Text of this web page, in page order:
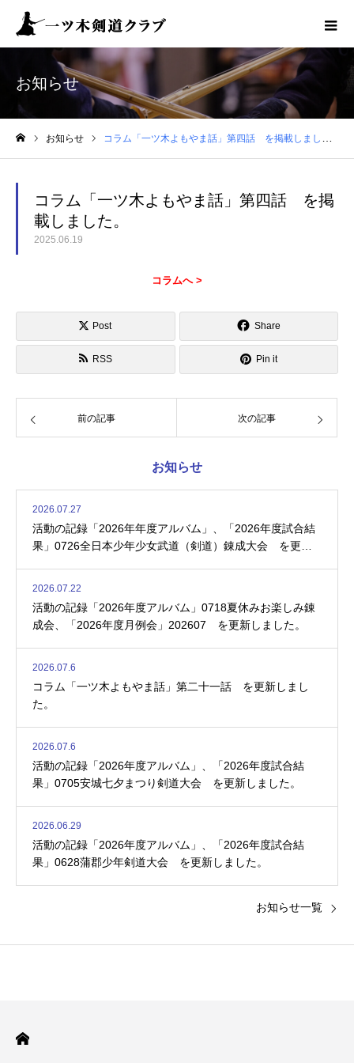
お知らせ
お知らせ コラム「一ツ木よもやま話」第四話 を掲載しました。
コラム「一ツ木よもやま話」第四話 を掲
載しました。
2025.06.19
コラムへ >
Post Share
RSS Pin it
前の記事 次の記事
お知らせ
2026.07.27
活動の記録「2026年年度アルバム」、「2026年度試合結
果」0726全日本少年少女武道（剣道）錬成大会 を更新
2026.07.22
活動の記録「2026年度アルバム」0718夏休みお楽しみ錬
成会、「2026年度月例会」202607 を更新しました。
2026.07.6
コラム「一ツ木よもやま話」第二十一話 を更新しまし
た。
2026.07.6
活動の記録「2026年度アルバム」、「2026年度試合結
果」0705安城七夕まつり剣道大会 を更新しました。
2026.06.29
活動の記録「2026年度アルバム」、「2026年度試合結
果」0628蒲郡少年剣道大会 を更新しました。
お知らせ一覧